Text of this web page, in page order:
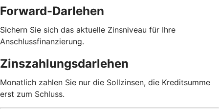
Forward-Darlehen
Sichern Sie sich das aktuelle Zinsniveau für Ihre
Anschlussfinanzierung.
Zinszahlungsdarlehen
Monatlich zahlen Sie nur die Sollzinsen, die Kreditsumme
erst zum Schluss.